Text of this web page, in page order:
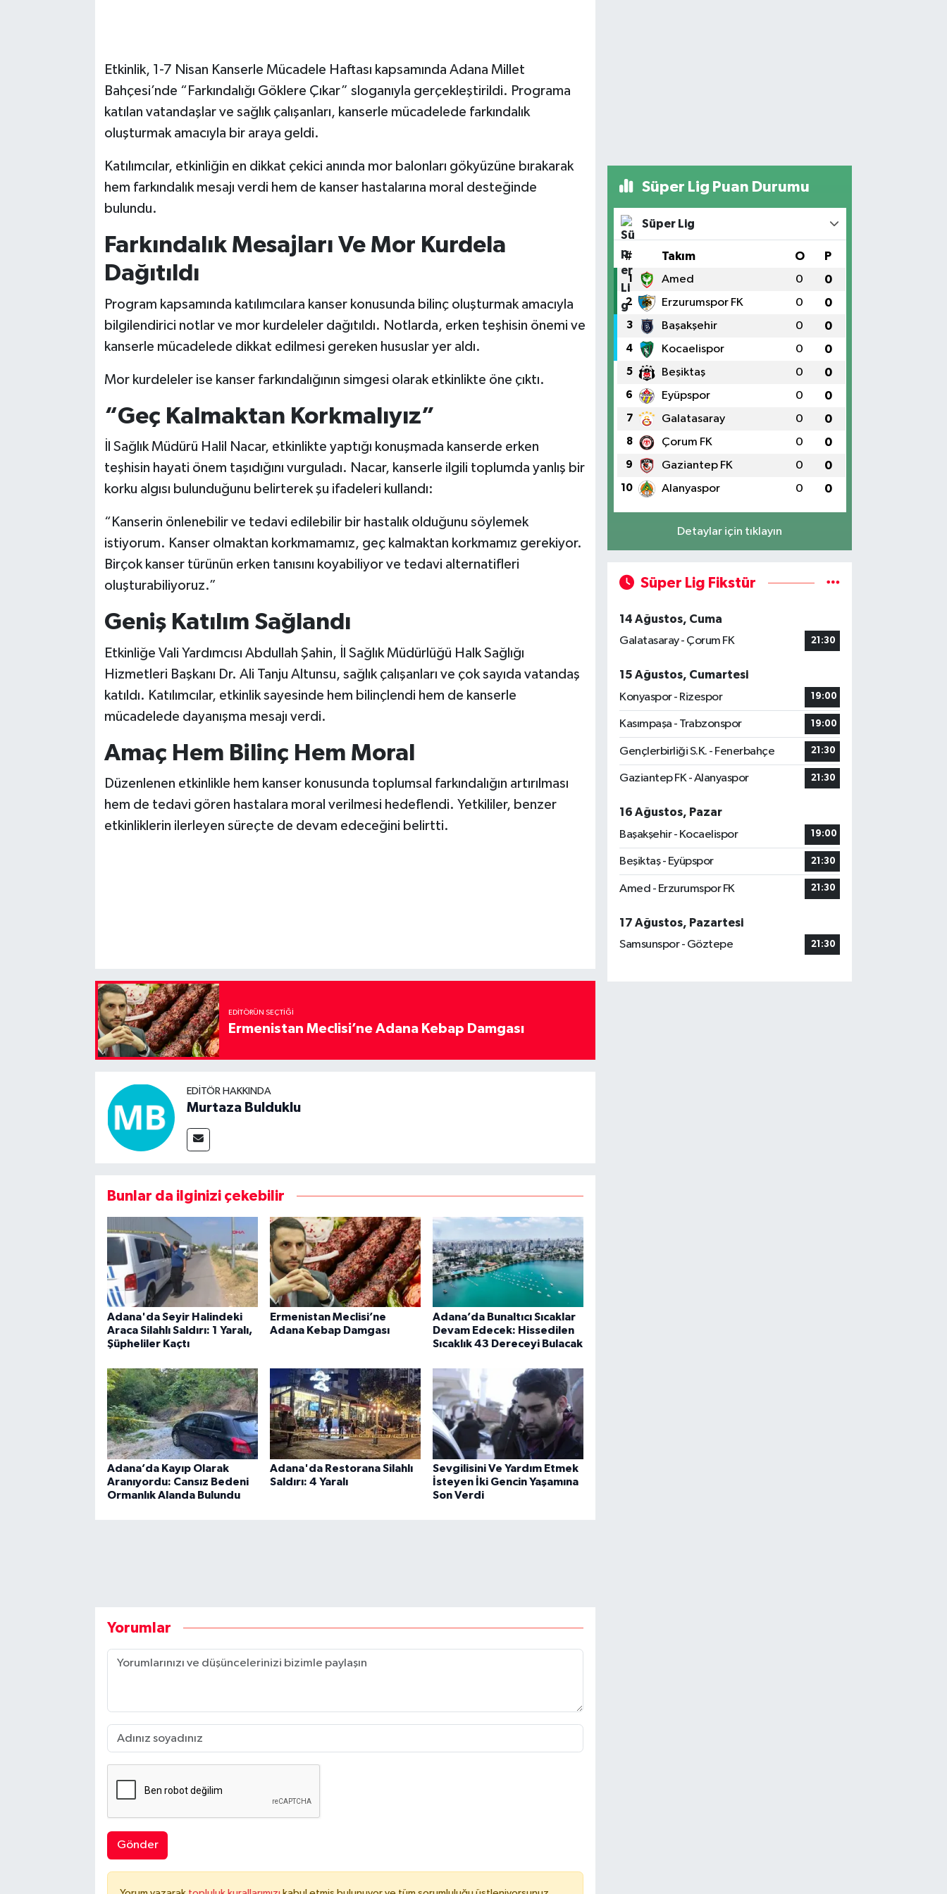
Etkinlik, 1-7 Nisan Kanserle Mücadele Haftası kapsamında Adana Millet
Bahçesi’nde “Farkındalığı Göklere Çıkar” sloganıyla gerçekleştirildi. Programa
katılan vatandaşlar ve sağlık çalışanları, kanserle mücadelede farkındalık
oluşturmak amacıyla bir araya geldi.
Katılımcılar, etkinliğin en dikkat çekici anında mor balonları gökyüzüne bırakarak
hem farkındalık mesajı verdi hem de kanser hastalarına moral desteğinde
bulundu.
Farkındalık Mesajları Ve Mor Kurdela
Dağıtıldı
Program kapsamında katılımcılara kanser konusunda bilinç oluşturmak amacıyla
bilgilendirici notlar ve mor kurdeleler dağıtıldı. Notlarda, erken teşhisin önemi ve
kanserle mücadelede dikkat edilmesi gereken hususlar yer aldı.
Mor kurdeleler ise kanser farkındalığının simgesi olarak etkinlikte öne çıktı.
“Geç Kalmaktan Korkmalıyız”
İl Sağlık Müdürü Halil Nacar, etkinlikte yaptığı konuşmada kanserde erken
teşhisin hayati önem taşıdığını vurguladı. Nacar, kanserle ilgili toplumda yanlış bir
korku algısı bulunduğunu belirterek şu ifadeleri kullandı:
“Kanserin önlenebilir ve tedavi edilebilir bir hastalık olduğunu söylemek
istiyorum. Kanser olmaktan korkmamamız, geç kalmaktan korkmamız gerekiyor.
Birçok kanser türünün erken tanısını koyabiliyor ve tedavi alternatifleri
oluşturabiliyoruz.”
Geniş Katılım Sağlandı
Etkinliğe Vali Yardımcısı Abdullah Şahin, İl Sağlık Müdürlüğü Halk Sağlığı
Hizmetleri Başkanı Dr. Ali Tanju Altunsu, sağlık çalışanları ve çok sayıda vatandaş
katıldı. Katılımcılar, etkinlik sayesinde hem bilinçlendi hem de kanserle
mücadelede dayanışma mesajı verdi.
Amaç Hem Bilinç Hem Moral
Düzenlenen etkinlikle hem kanser konusunda toplumsal farkındalığın artırılması
hem de tedavi gören hastalara moral verilmesi hedeflendi. Yetkililer, benzer
etkinliklerin ilerleyen süreçte de devam edeceğini belirtti.
EDITÖRÜN SEÇTIĞI
Ermenistan Meclisi’ne Adana Kebap Damgası
EDITÖR HAKKINDA
Murtaza Bulduklu
Bunlar da ilginizi çekebilir
Adana'da Seyir Halindeki
Araca Silahlı Saldırı: 1 Yaralı,
Şüpheliler Kaçtı
Ermenistan Meclisi’ne
Adana Kebap Damgası
Adana’da Bunaltıcı Sıcaklar
Devam Edecek: Hissedilen
Sıcaklık 43 Dereceyi Bulacak
Adana’da Kayıp Olarak
Aranıyordu: Cansız Bedeni
Ormanlık Alanda Bulundu
Adana'da Restorana Silahlı
Saldırı: 4 Yaralı
Sevgilisini Ve Yardım Etmek
İsteyen İki Gencin Yaşamına
Son Verdi
Yorumlar
Gönder
Süper Lig Puan Durumu
Süper Lig
# Takım O P
1 Amed 0 0
2 Erzurumspor FK 0 0
3 Başakşehir 0 0
4 Kocaelispor 0 0
5 Beşiktaş 0 0
6 Eyüpspor 0 0
7 Galatasaray 0 0
8 Çorum FK 0 0
9 Gaziantep FK 0 0
10 Alanyaspor 0 0
Detaylar için tıklayın
Süper Lig Fikstür
14 Ağustos, Cuma
Galatasaray - Çorum FK
21:30
15 Ağustos, Cumartesi
Konyaspor - Rizespor
19:00
Kasımpaşa - Trabzonspor 19:00
Gençlerbirliği S.K. - Fenerbahçe 21:30
Gaziantep FK - Alanyaspor 21:30
16 Ağustos, Pazar
Başakşehir - Kocaelispor
19:00
Beşiktaş - Eyüpspor 21:30
Amed - Erzurumspor FK 21:30
17 Ağustos, Pazartesi
Samsunspor - Göztepe
21:30